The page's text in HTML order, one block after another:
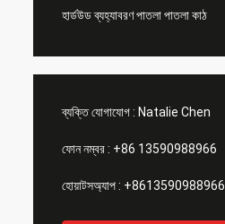
হার্ডউড ব্যহ্যাবরণ পাতলা পাতলা কাঠ
ব্যক্তি যোগাযোগ : Natalie Chen
ফোন নম্বর : +86 13590988966
হোয়াটসঅ্যাপ : +8613590988966